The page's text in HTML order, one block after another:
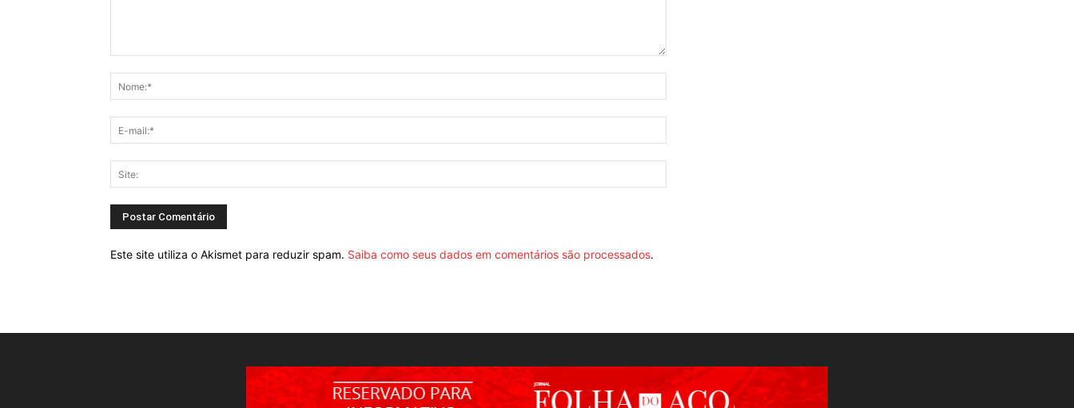
Este site utiliza o Akismet para reduzir spam. Saiba como seus dados em comentários são processados.